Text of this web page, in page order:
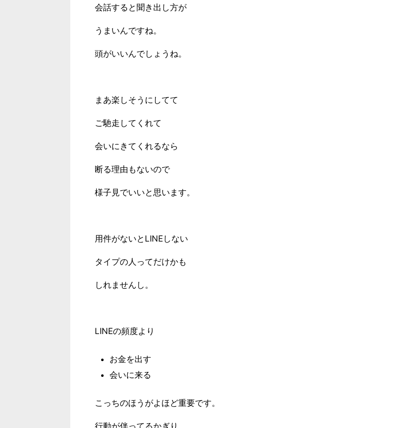
会話すると聞き出し方が
うまいんですね。
頭がいいんでしょうね。
まあ楽しそうにしてて
ご馳走してくれて
会いにきてくれるなら
断る理由もないので
様子見でいいと思います。
用件がないとLINEしない
タイプの人ってだけかも
しれませんし。
LINEの頻度より
お金を出す
会いに来る
こっちのほうがよほど重要です。
行動が伴ってるかぎり